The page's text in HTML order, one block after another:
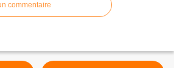
commentaire